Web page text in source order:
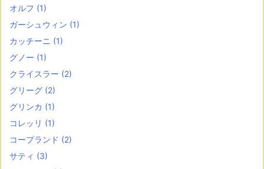
オルフ (1)
ガーシュウィン (1)
カッチーニ (1)
グノー (1)
クライスラー (2)
グリーグ (2)
グリンカ (1)
コレッリ (1)
コープランド (2)
サティ (3)